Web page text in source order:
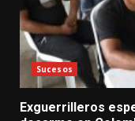
Sucesos
Exguerrilleros